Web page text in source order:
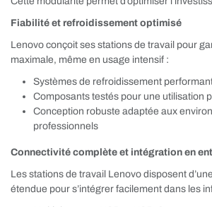
Fiabilité et refroidissement optimisé
Lenovo conçoit ses stations de travail pour
maximale, même en usage intensif :
Systèmes de refroidissement
Composants testés pour une utilisation
Conception robuste adaptée aux
professionnels
Connectivité complète et intégration en
Les stations de travail Lenovo disposent
étendue pour s’intégrer facilement dans les